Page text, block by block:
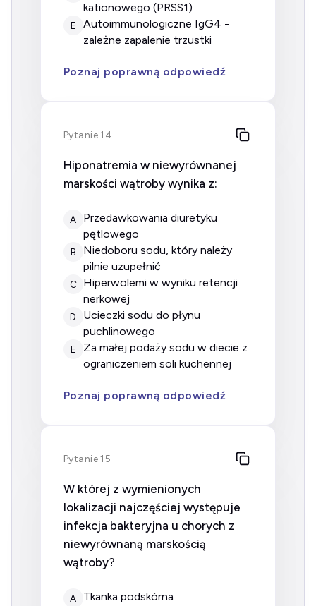
kationowego (PRSS1)
E
autoimmunologiczne IgG4 -
zależne zapalenie trzustki
Poznaj poprawną odpowiedź
Pytanie 14
Hiponatremia w niewyrównanej
marskości wątroby wynika z:
A
Przedawkowania diuretyku
pętlowego
B
Niedoboru sodu, który należy
pilnie uzupełnić
C
Hiperwolemi w wyniku retencji
nerkowej
D
Ucieczki sodu do płynu
puchlinowego
E
Za małej podaży sodu w diecie z
ograniczeniem soli kuchennej
Poznaj poprawną odpowiedź
Pytanie 15
W której z wymienionych
lokalizacji najczęściej występuje
infekcja bakteryjna u chorych z
niewyrównaną marskością
wątroby?
A Tkanka podskórna